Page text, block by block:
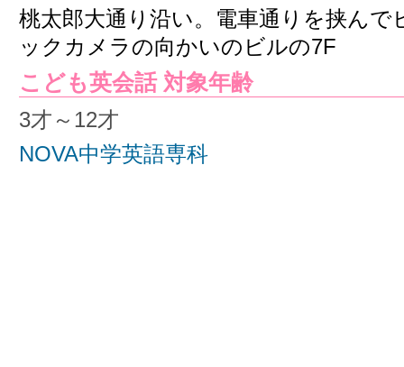
桃太郎大通り沿い。電車通りを挟んで
ックカメラの向かいのビルの7F
こども英会話 対象年齢
3才～12才
NOVA中学英語専科